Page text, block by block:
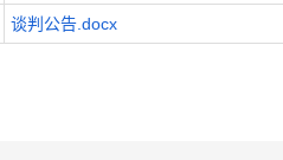
谈判公告.docx